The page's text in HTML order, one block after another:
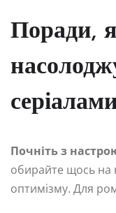
Поради,
Почніть з
обирайте щось на
оптимізму. Для